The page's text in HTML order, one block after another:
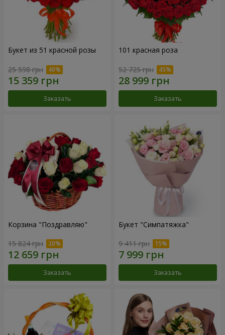
Букет из 51 красной розы
25 598 грн
Заказать
101 красная роза
52 725 грн
Заказать
Корзина "Поздравляю"
15 824 грн
Заказать
Букет "Симпатяжка"
9 411 грн
Заказать